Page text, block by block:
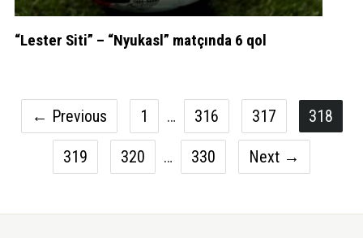
“Lester Siti” – “Nyukasl” matçında 6 qol
← Previous 1 … 316 317 318
319 320 … 330 Next →